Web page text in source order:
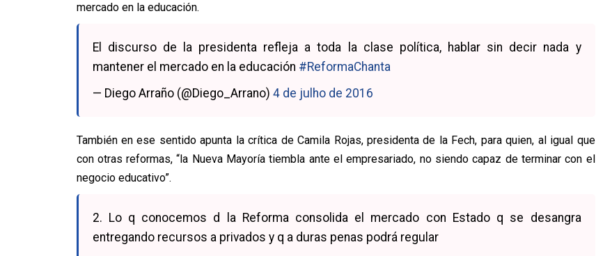
mercado en la educación.
El discurso de la presidenta refleja a toda la clase política, hablar sin decir nada y
mantener el mercado en la educación #ReformaChanta
— Diego Arraño (@Diego_Arrano) 4 de julho de 2016
También en ese sentido apunta la crítica de Camila Rojas, presidenta de la Fech, para quien, al igual que
con otras reformas, “la Nueva Mayoría tiembla ante el empresariado, no siendo capaz de terminar con el
negocio educativo”.
2. Lo q conocemos d la Reforma consolida el mercado con Estado q se desangra
entregando recursos a privados y q a duras penas podrá regular